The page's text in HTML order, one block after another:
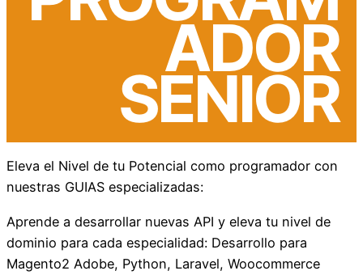
ADOR
SENIOR
Eleva el Nivel de tu Potencial como programador con
nuestras GUIAS especializadas:
Aprende a desarrollar nuevas API y eleva tu nivel de
dominio para cada especialidad: Desarrollo para
Magento2 Adobe, Python, Laravel, Woocommerce